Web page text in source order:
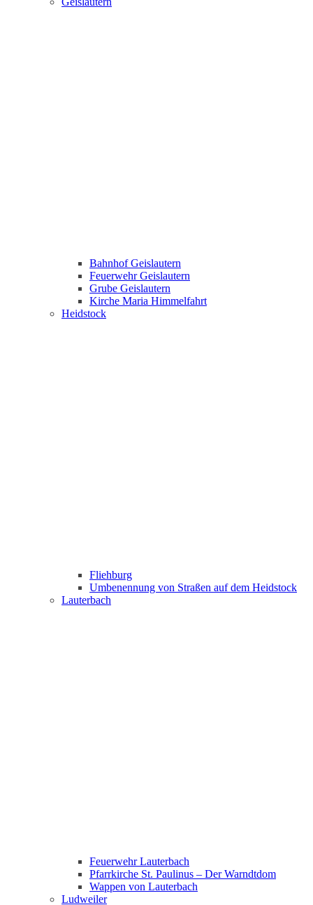
Bahnhof Geislautern
Feuerwehr Geislautern
Grube Geislautern
Kirche Maria Himmelfahrt
Heidstock
Fliehburg
Umbenennung von Straßen auf dem Heidstock
Lauterbach
Feuerwehr Lauterbach
Pfarrkirche St. Paulinus – Der Warndtdom
Wappen von Lauterbach
Ludweiler